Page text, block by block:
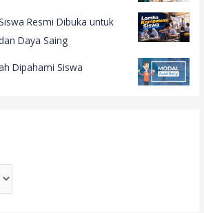
Resmi Dibuka untuk
Daya Saing
Dipahami Siswa